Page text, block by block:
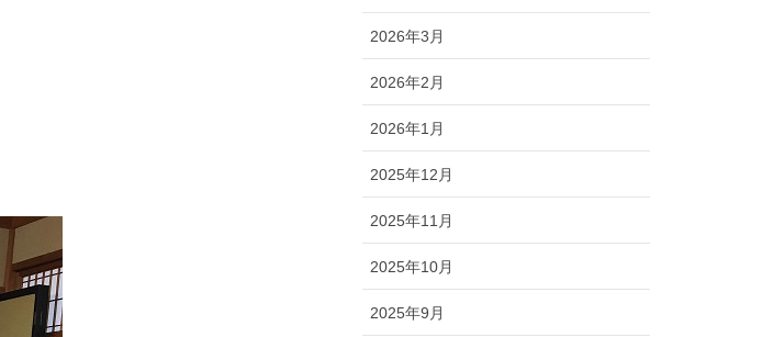
2026年3月
2026年2月
2026年1月
2025年12月
2025年11月
2025年10月
2025年9月